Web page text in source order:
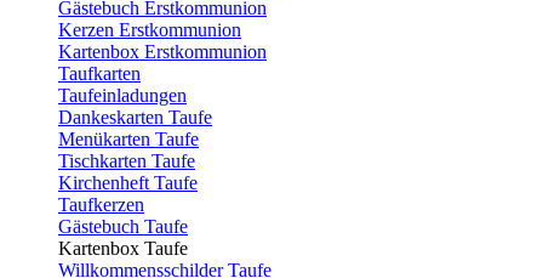
Gästebuch Erstkommunion
Kerzen Erstkommunion
Kartenbox Erstkommunion
Taufkarten
Taufeinladungen
Dankeskarten Taufe
Menükarten Taufe
Tischkarten Taufe
Kirchenheft Taufe
Taufkerzen
Gästebuch Taufe
Kartenbox Taufe
Willkommensschilder Taufe